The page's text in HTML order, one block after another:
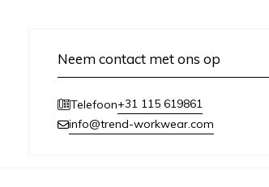
Neem contact met ons op
Telefoon+31 115 619861
info@trend-workwear.com